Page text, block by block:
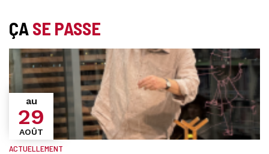
ÇASE PASSE
au
29
AOÛT
ACTUELLEMENT